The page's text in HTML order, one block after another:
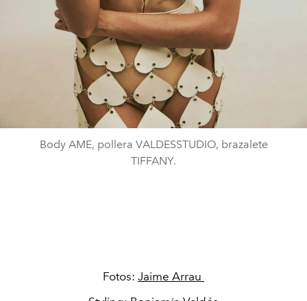
Body AME, pollera VALDESSTUDIO, brazalete
TIFFANY.
Fotos: Jaime Arrau